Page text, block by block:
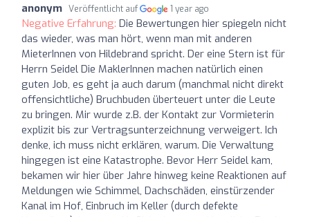
anonym Veröffentlicht auf 1 year ago
Negative Erfahrung: Die Bewertungen hier spiegeln nicht
das wieder, was man hört, wenn man mit anderen
MieterInnen von Hildebrand spricht. Der eine Stern ist für
Herrn Seidel Die MaklerInnen machen natürlich einen
guten Job, es geht ja auch darum (manchmal nicht direkt
offensichtliche) Bruchbuden überteuert unter die Leute
zu bringen. Mir wurde z.B. der Kontakt zur Vormieterin
explizit bis zur Vertragsunterzeichnung verweigert. Ich
denke, ich muss nicht erklären, warum. Die Verwaltung
hingegen ist eine Katastrophe. Bevor Herr Seidel kam,
bekamen wir hier über Jahre hinweg keine Reaktionen auf
Meldungen wie Schimmel, Dachschäden, einstürzender
Kanal im Hof, Einbruch im Keller (durch defekte